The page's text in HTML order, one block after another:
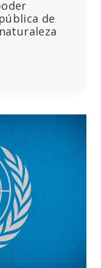
de